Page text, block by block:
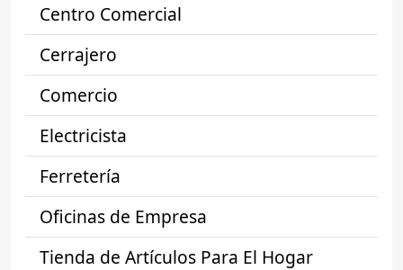
Centro Comercial
Cerrajero
Comercio
Electricista
Ferretería
Oficinas de Empresa
Tienda de Artículos Para El Hogar